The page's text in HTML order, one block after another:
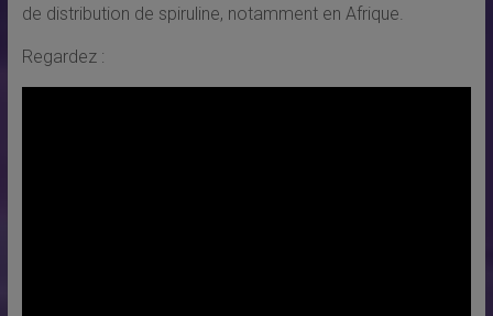
de distribution de spiruline, notamment en Afrique.
Regardez :